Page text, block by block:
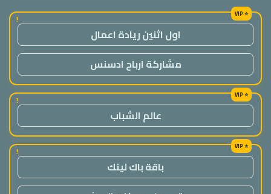
!
اول اثنين ريادة اعمال
مشاركة ارباح ادسنس
!
عالم الشباب
!
باقة باك لينك